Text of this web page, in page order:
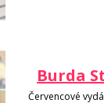
Burda
Červencové